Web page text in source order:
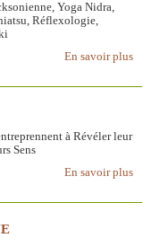
Yoga Nidra,
Réflexologie,
En savoir plus
à Révéler leur
Sens
En savoir plus